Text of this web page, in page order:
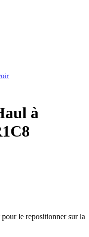
à
le repositionner sur la